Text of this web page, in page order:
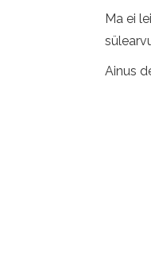
Ma ei
Ainus